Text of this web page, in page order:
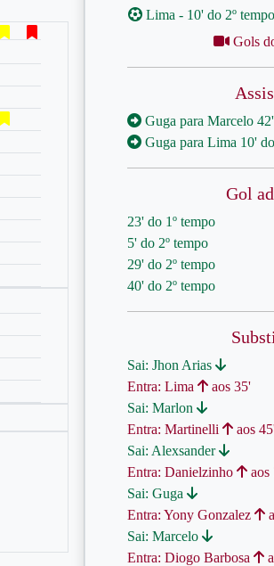
Lima - 10' do 2º tempo
Gols
Guga para Marcelo
Guga para Lima 10'
Gol
23' do 1º tempo
5' do 2º tempo
29' do 2º tempo
40' do 2º tempo
Sai: Jhon Arias
Entra: Lima
aos 35'
Sai: Marlon
Entra: Martinelli
aos
Sai: Alexsander
Entra: Danielzinho
aos
Sai: Guga
Entra: Yony Gonzalez
Sai: Marcelo
Entra: Diogo Barbosa